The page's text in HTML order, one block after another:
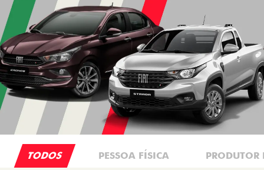
TODOS PESSOA FÍSICA PRODUTOR